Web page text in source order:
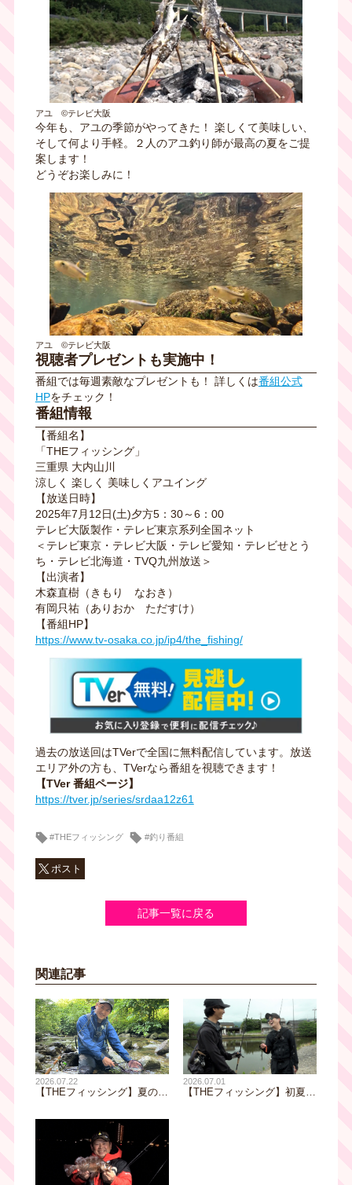
アユ ©テレビ大阪
今年も、アユの季節がやってきた！ 楽しくて美味しい、
そして何より手軽。２人のアユ釣り師が最高の夏をご提
案します！
どうぞお楽しみに！
アユ ©テレビ大阪
視聴者プレゼントも実施中！
番組では毎週素敵なプレゼントも！ 詳しくは番組公式
HPをチェック！
番組情報
【番組名】
「THEフィッシング」
三重県 大内山川
涼しく 楽しく 美味しくアユイング
【放送日時】
2025年7月12日(土)夕方5：30～6：00
テレビ大阪製作・テレビ東京系列全国ネット
＜テレビ東京・テレビ大阪・テレビ愛知・テレビせとう
ち・テレビ北海道・TVQ九州放送＞
【出演者】
木森直樹（きもり なおき）
有岡只祐（ありおか ただすけ）
【番組HP】
https://www.tv-osaka.co.jp/ip4/the_fishing/
過去の放送回はTVerで全国に無料配信しています。放送
エリア外の方も、TVerなら番組を視聴できます！
【TVer 番組ページ】
https://tver.jp/series/srdaa12z61
#THEフィッシング #釣り番組
ポスト
記事一覧に戻る
関連記事
2026.07.22
【THEフィッシング】夏の離
2026.07.01
【THEフィッシング】初夏の